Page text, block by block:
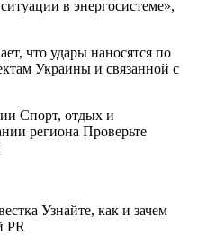
в энергосистеме»,
что удары наносятся по
Украины и связанной с
Спорт, отдых и
региона Проверьте
Узнайте, как и зачем
PR